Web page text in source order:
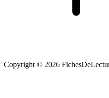
Copyright © 2026